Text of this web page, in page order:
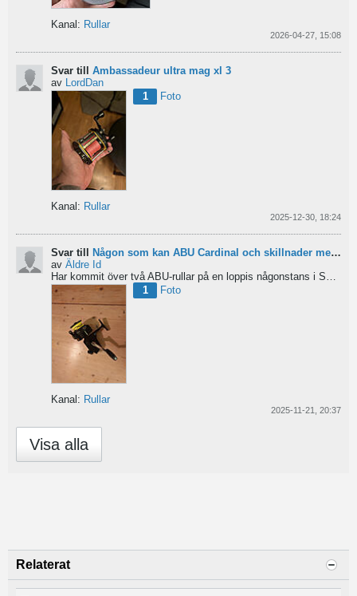
Kanal: Rullar
2026-04-27, 15:08
Svar till Ambassadeur ultra mag xl 3
av
LordDan
1
Foto
Kanal: Rullar
2025-12-30, 18:24
Svar till Någon som kan ABU Cardinal och skillnader mellan äldre rullar?
av Äldre Id
1
Foto
Kanal: Rullar
2025-11-21, 20:37
Visa alla
Relaterat